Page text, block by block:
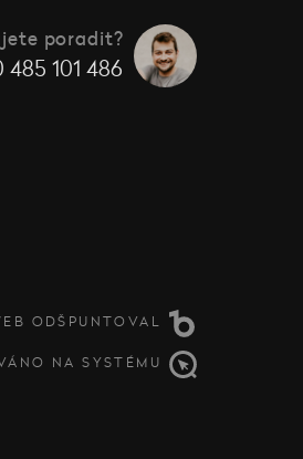
poradit?
485 101 486
ODŠPUNTOVAL
NA SYSTÉMU